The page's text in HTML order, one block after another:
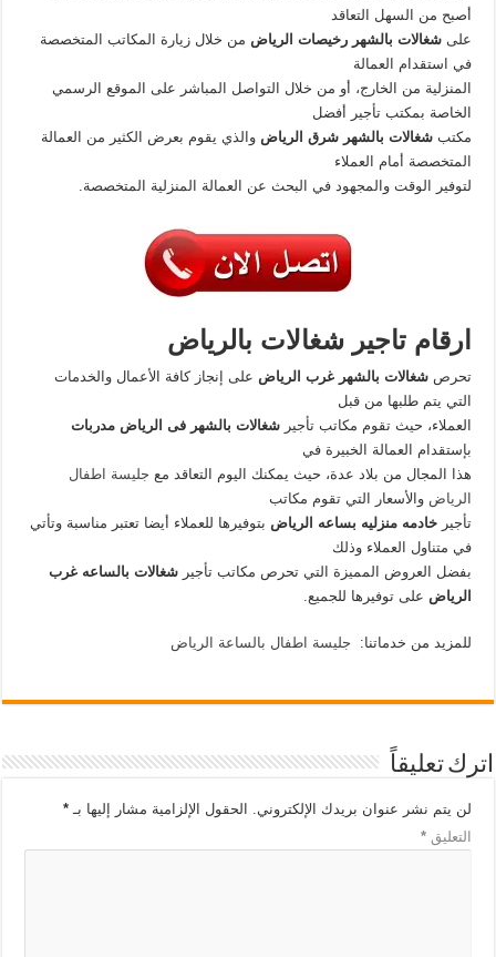
أصبح من السهل التعاقد
علىشغالات بالشهر رخيصات الرياض من خلال زيارة المكاتب المتخصصة
في استقدام العمالة
المنزلية من الخارج، أو من خلال التواصل المباشر على الموقع الرسمي
الخاصة بمكتب تأجير أفضل
مكتبشغالات بالشهر شرق الرياضوالذي يقوم بعرض الكثير من العمالة
المتخصصة أمام العملاء
لتوفير الوقت والمجهود في البحث عن العمالة المنزلية المتخصصة.
ارقام تاجير شغالات بالرياض
تحرصشغالات بالشهر غرب الرياض على إنجاز كافة الأعمال والخدمات
التي يتم طلبها من قبل
العملاء، حيث تقوم مكاتب تأجيرشغالات بالشهر فى الرياض مدربات
بإستقدام العمالة الخبيرة في
هذا المجال من بلاد عدة، حيث يمكنك اليوم التعاقد مع جليسة اطفال
الرياض والأسعار التي تقوم مكاتب
تأجيرخادمه منزليه بساعه الرياض بتوفيرها للعملاء أيضا تعتبر مناسبة وتأتي
في متناول العملاء وذلك
بفضل العروض المميزة التي تحرص مكاتب تأجيرشغالات بالساعه غرب
الرياض على توفيرها للجميع.
للمزيد من خدماتنا: جليسة اطفال بالساعة الرياض
اترك تعليقاً
لن يتم نشر عنوان بريدك الإلكتروني. الحقول الإلزامية مشار إليها بـ*
التعليق*